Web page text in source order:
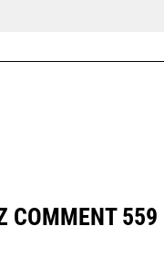
COMMENT